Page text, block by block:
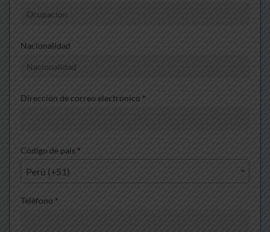
Nacionalidad
Dirección de correo electrónico *
Código de país *
Perú (+51)
Teléfono *